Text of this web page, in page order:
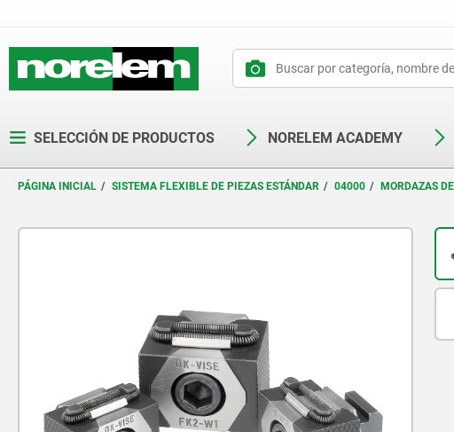
SELECCIÓN DE PRODUCTOS NORELEM ACADEMY
PÁGINA INICIAL SISTEMA FLEXIBLE DE PIEZAS ESTÁNDAR 04000 MORDAZAS